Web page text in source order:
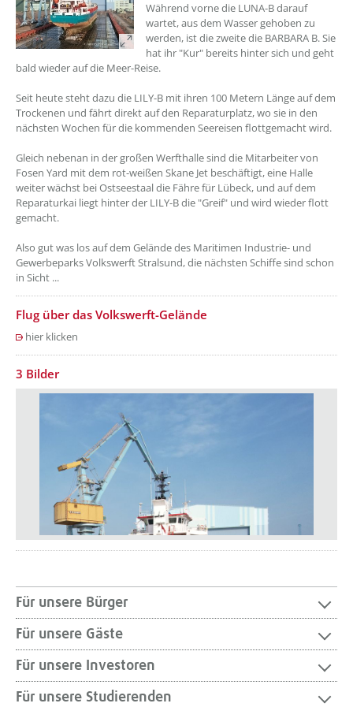
Während vorne die LUNA-B darauf
wartet, aus dem Wasser gehoben zu
werden, ist die zweite die BARBARA B. Sie
hat ihr "Kur" bereits hinter sich und geht
bald wieder auf die Meer-Reise.
Seit heute steht dazu die LILY-B mit ihren 100 Metern Länge auf dem
Trockenen und fährt direkt auf den Reparaturplatz, wo sie in den
nächsten Wochen für die kommenden Seereisen flottgemacht wird.
Gleich nebenan in der großen Werfthalle sind die Mitarbeiter von
Fosen Yard mit dem rot-weißen Skane Jet beschäftigt, eine Halle
weiter wächst bei Ostseestaal die Fähre für Lübeck, und auf dem
Reparaturkai liegt hinter der LILY-B die "Greif" und wird wieder flott
gemacht.
Also gut was los auf dem Gelände des Maritimen Industrie- und
Gewerbeparks Volkswerft Stralsund, die nächsten Schiffe sind schon
in Sicht ...
Flug über das Volkswerft-Gelände
hier klicken
3 Bilder
Für unsere Bürger
Für unsere Gäste
Für unsere Investoren
Für unsere Studierenden